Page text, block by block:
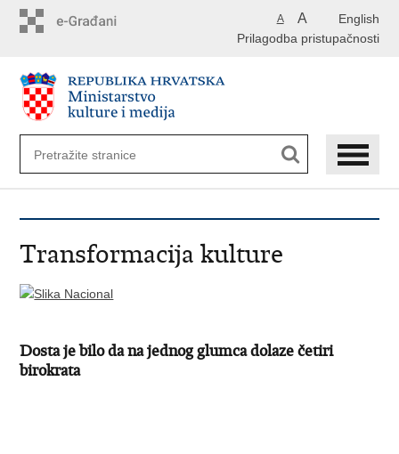
English
A A
Prilagodba pristupačnosti
Transformacija kulture
Dosta je bilo da na jednog glumca dolaze četiri
birokrata